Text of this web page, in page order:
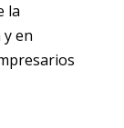
la
en